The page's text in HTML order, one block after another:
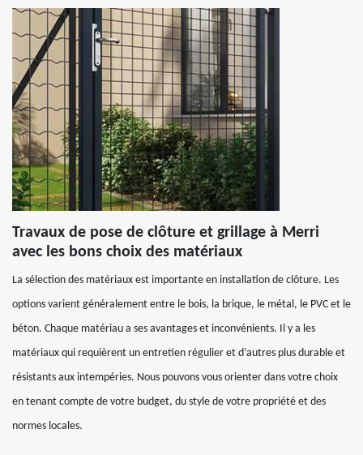
Travaux de pose de clôture et grillage à Merri
avec les bons choix des matériaux
La sélection des matériaux est importante en installation de clôture. Les
options varient généralement entre le bois, la brique, le métal, le PVC et le
béton. Chaque matériau a ses avantages et inconvénients. Il y a les
matériaux qui requièrent un entretien régulier et d’autres plus durable et
résistants aux intempéries. Nous pouvons vous orienter dans votre choix
en tenant compte de votre budget, du style de votre propriété et des
normes locales.